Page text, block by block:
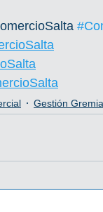
Gestión